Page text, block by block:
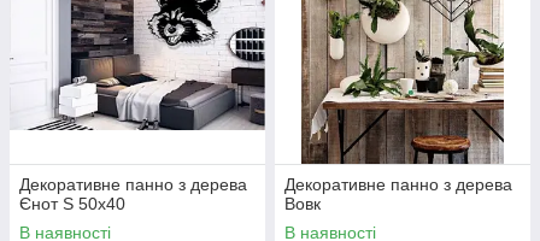
Декоративне панно з дерева
Єнот S 50х40
В наявності
Декоративне панно з дерева
Вовк
В наявності